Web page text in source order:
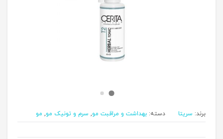
برند: سریتا دسته:بهداشت و مراقبت مو, سرم و تونیک مو, مو